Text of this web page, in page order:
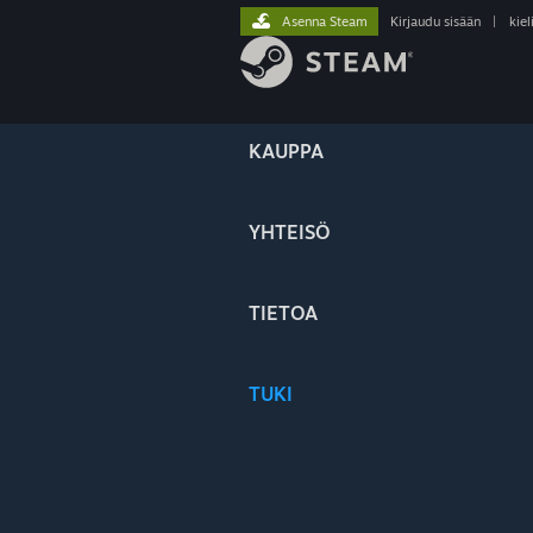
KAUPPA
YHTEISÖ
TIETOA
TUKI
Asenna Steam Kirjaudu sisään kieli